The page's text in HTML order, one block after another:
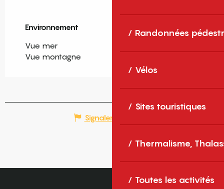
Randonnées
Vélos
Sites touristiques
Thermalisme,
Toutes les activités
Environnement
Environnement
Vue mer
Vue montagne
Signaler une erreur